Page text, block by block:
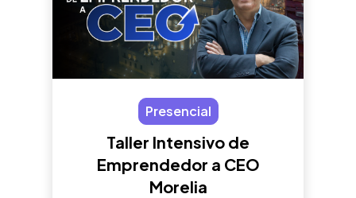
Presencial
Taller Intensivo de
Emprendedor a CEO
Morelia